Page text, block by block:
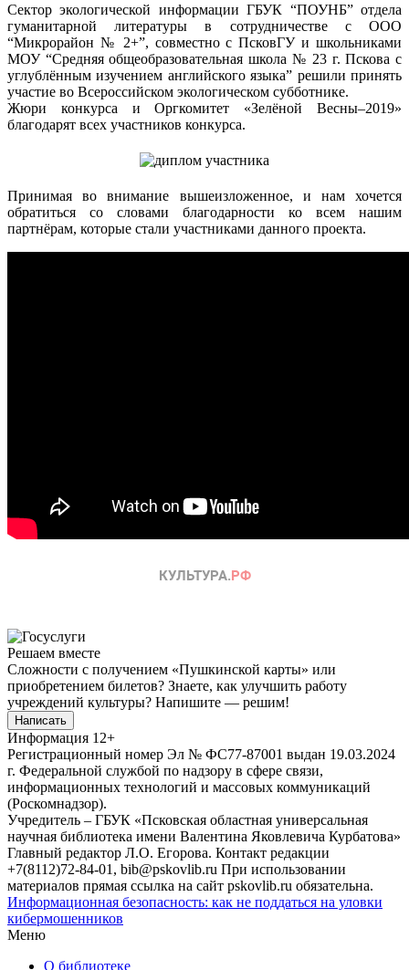
Сектор экологической информации ГБУК “ПОУНБ” отдела
гуманитарной литературы в сотрудничестве с ООО
“Микрорайон № 2+”, совместно с ПсковГУ и школьниками
МОУ “Средняя общеобразовательная школа № 23 г. Пскова с
углублённым изучением английского языка” решили принять
участие во Всероссийском экологическом субботнике.
Жюри конкурса и Оргкомитет «Зелёной Весны–2019»
благодарят всех участников конкурса.
Принимая во внимание вышеизложенное, и нам хочется
обратиться со словами благодарности ко всем нашим
партнёрам, которые стали участниками данного проекта.
Решаем вместе
Сложности с получением «Пушкинской карты» или
приобретением билетов? Знаете, как улучшить работу
учреждений культуры? Напишите — решим!
Написать
Информация 12+
Регистрационный номер Эл № ФС77-87001 выдан 19.03.2024
г. Федеральной службой по надзору в сфере связи,
информационных технологий и массовых коммуникаций
(Роскомнадзор).
Учредитель – ГБУК «Псковская областная универсальная
научная библиотека имени Валентина Яковлевича Курбатова»
Главный редактор Л.О. Егорова. Контакт редакции
+7(8112)72-84-01, bib@pskovlib.ru При использовании
материалов прямая ссылка на сайт pskovlib.ru обязательна.
Информационная безопасность: как не поддаться на уловки
кибермошенников
Меню
О библиотеке